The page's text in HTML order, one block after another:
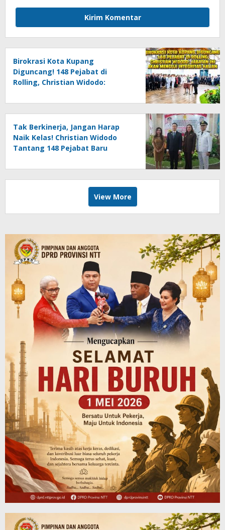
Birokrasi Kota Kupang
Diguncang! 148 Pejabat di
Rolling, Christian Widodo:
Integritas Kalian
Tak Berkinerja, Jangan Harap
Naik Kelas! Christian Widodo
Tantang 148 Pejabat Baru
View More